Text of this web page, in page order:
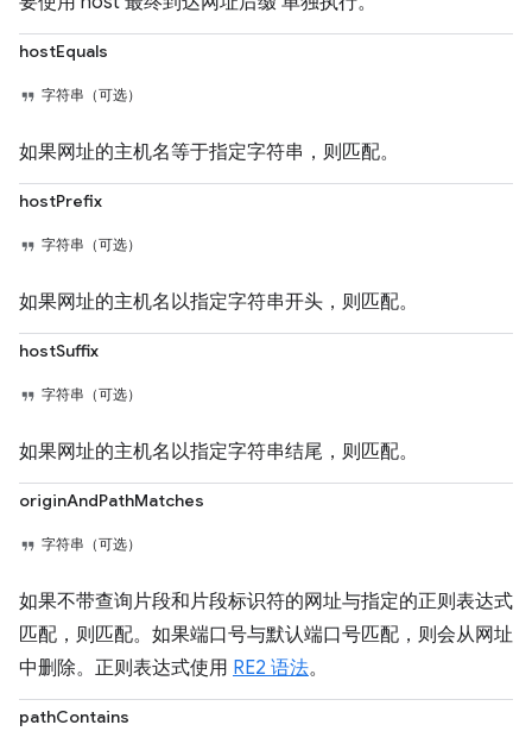
hostEquals
字符串（可选）
如果网址的主机名等于指定字符串，则匹配。
hostPrefix
字符串（可选）
如果网址的主机名以指定字符串开头，则匹配。
hostSuffix
字符串（可选）
如果网址的主机名以指定字符串结尾，则匹配。
originAndPathMatches
字符串（可选）
如果不带查询片段和片段标识符的网址与指定的正则表达式
匹配，则匹配。如果端口号与默认端口号匹配，则会从网址
中删除。正则表达式使用 RE2 语法。
pathContains